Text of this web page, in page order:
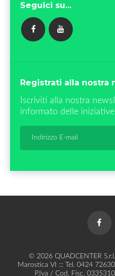
Seguici su...
Registrati alla nostra
Iscriviti alla nostra
informato delle
© 2026 QUADCENTER
Marostica VI ::: Tel. 0424
P.Iva / Cod. Fisc.